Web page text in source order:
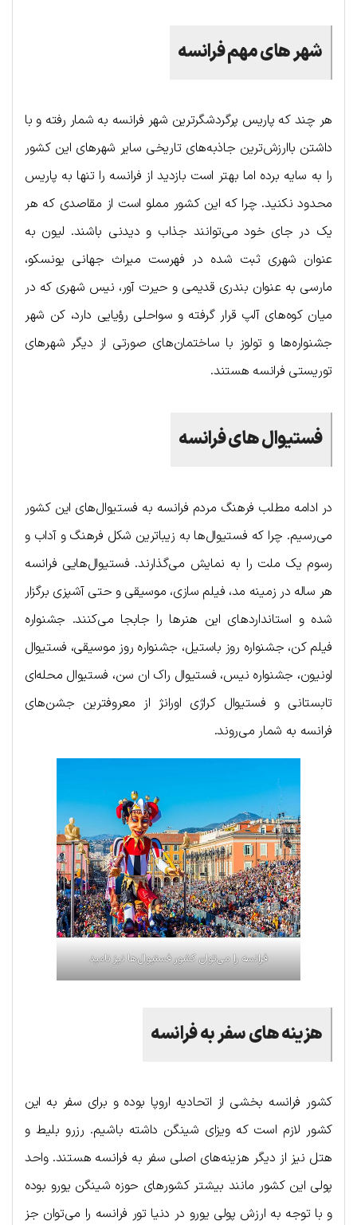
شهر های مهم فرانسه
هر چند که پاریس پرگردشگرترین شهر فرانسه به شمار رفته و با
داشتن باارزش‌ترین جاذبه‌های تاریخی سایر شهرهای این کشور
را به سایه برده اما بهتر است بازدید از فرانسه را تنها به پاریس
محدود نکنید. چرا که این کشور مملو است از مقاصدی که هر
یک در جای خود می‌توانند جذاب و دیدنی باشند. لیون به
عنوان شهری ثبت شده در فهرست میراث جهانی یونسکو،
مارسی به عنوان بندری قدیمی و حیرت آور، نیس شهری که در
میان کوه‌های آلپ قرار گرفته و سواحلی رؤیایی دارد، کن شهر
جشنواره‌ها و تولوز با ساختمان‌های صورتی از دیگر شهرهای
توریستی فرانسه هستند.
فستیوال های فرانسه
در ادامه مطلب فرهنگ مردم فرانسه به فستیوال‌های این کشور
می‌رسیم. چرا که فستیوال‌ها به زیباترین شکل فرهنگ و آداب و
رسوم یک ملت را به نمایش می‌گذارند. فستیوال‌هایی فرانسه
هر ساله در زمینه مد، فیلم سازی، موسیقی و حتی آشپزی برگزار
شده و استانداردهای این هنرها را جابجا می‌کنند. جشنواره
فیلم کن، جشنواره روز باستیل، جشنواره روز موسیقی، فستیوال
اونیون، جشنواره نیس، فستیوال راک ان سن، فستیوال محله‌ای
تابستانی و فستیوال کراژی اورانژ از معروفترین جشن‌های
فرانسه به شمار می‌روند.
فرانسه را می‌توان کشور فستیوال‌ها نیز نامید
هزینه های سفر به فرانسه
کشور فرانسه بخشی از اتحادیه اروپا بوده و برای سفر به این
کشور لازم است که ویزای شینگن داشته باشیم. رزرو بلیط و
هتل نیز از دیگر هزینه‌های اصلی سفر به فرانسه هستند. واحد
پولی این کشور مانند بیشتر کشورهای حوزه شینگن یورو بوده
و با توجه به ارزش پولی یورو در دنیا تور فرانسه را می‌توان جز